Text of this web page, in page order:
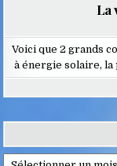
La
Voici que 2 grands
à énergie solaire, la
Archives